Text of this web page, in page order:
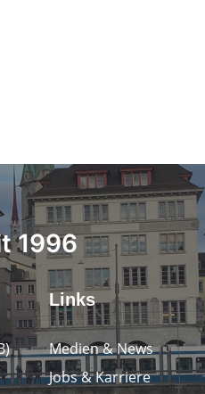
1996
Links
Medien & News
Jobs & Karriere